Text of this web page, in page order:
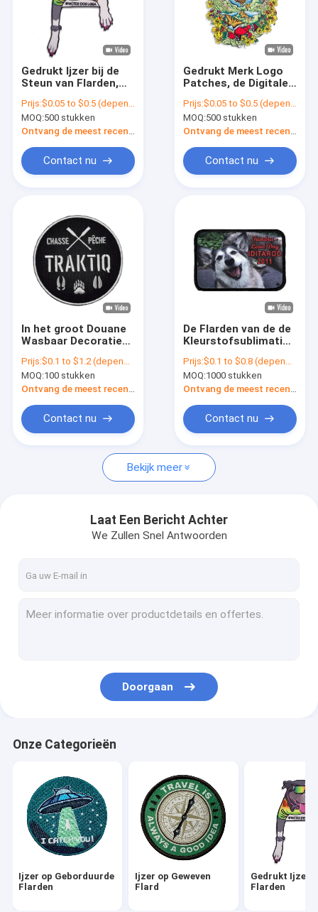
Producten
Over ons
Fabrieksreis
nieuws
Alle Gevallen
Ijzer op Geborduurde Flarden
Gedrukt Ijzer op Flarden
Douane Geborduurde Flarden
De Flarden van de kleurstofsublimatie
Geweven Zeer belangrijke Ketting
De Zeer belangrijke Kettingen van pvc
Textielmarkeringenetiketten
Het Rubberflard van pvc
Gedrukt Ijzer bij de
Steun van Flarden,
Eenvormig Logo
Patches
Prijs:$0.05 to $0.5 (depends on the design and order quantity)
MOQ:500 stukken
Ontvang de meest recente Prijs
Contact nu
Gedrukt Merk Logo
Patches, de Digitale
de
Kleurstofsublimatie
Prijs:$0.05 to $0.5 (depends on the design and order quantity)
MOQ:500 stukken
Ontvang de meest recente Prijs
Contact nu
In het groot Douane
Wasbaar Decoratief
Flardenmerrow voor
Jeans
Prijs:$0.1 to $1.2 (depends on the design and order quantity)
MOQ:100 stukken
Ontvang de meest recente Prijs
Contact nu
De Flarden van de de
Kleurstofsublimatie
douanedruk/Ijzer op
Gepersonaliseerde
Flarden
Prijs:$0.1 to $0.8 (depends on the design and order quantity)
MOQ:1000 stukken
Ontvang de meest recente Prijs
Contact nu
Bekijk meer
Laat Een Bericht Achter
We Zullen Snel Antwoorden
Doorgaan
Onze Categorieën
Ijzer op Geborduurde
Flarden
Ijzer op Geweven
Flard
Gedrukt Ijzer
Flarden